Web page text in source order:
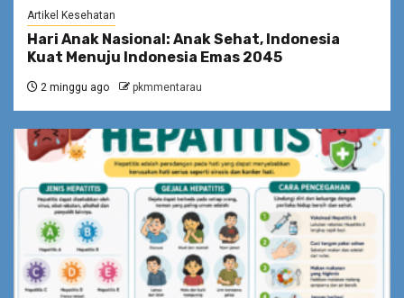
Artikel Kesehatan
Hari Anak Nasional: Anak Sehat, Indonesia
Kuat Menuju Indonesia Emas 2045
2 minggu ago pkmmentarau